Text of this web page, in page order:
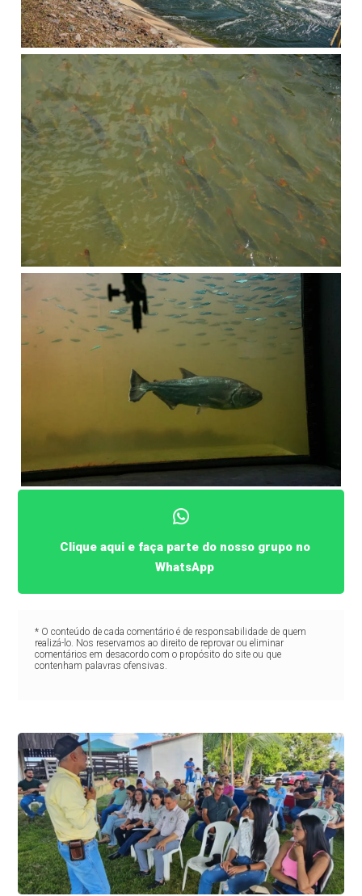
Clique aqui e faça parte do nosso grupo no
WhatsApp
* O conteúdo de cada comentário é de responsabilidade de quem
realizá-lo. Nos reservamos ao direito de reprovar ou eliminar
comentários em desacordo com o propósito do site ou que
contenham palavras ofensivas.